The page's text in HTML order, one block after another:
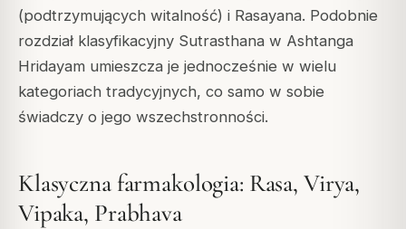
(podtrzymujących witalność) i Rasayana. Podobnie
rozdział klasyfikacyjny Sutrasthana w Ashtanga
Hridayam umieszcza je jednocześnie w wielu
kategoriach tradycyjnych, co samo w sobie
świadczy o jego wszechstronności.
Klasyczna farmakologia: Rasa, Virya,
Vipaka, Prabhava